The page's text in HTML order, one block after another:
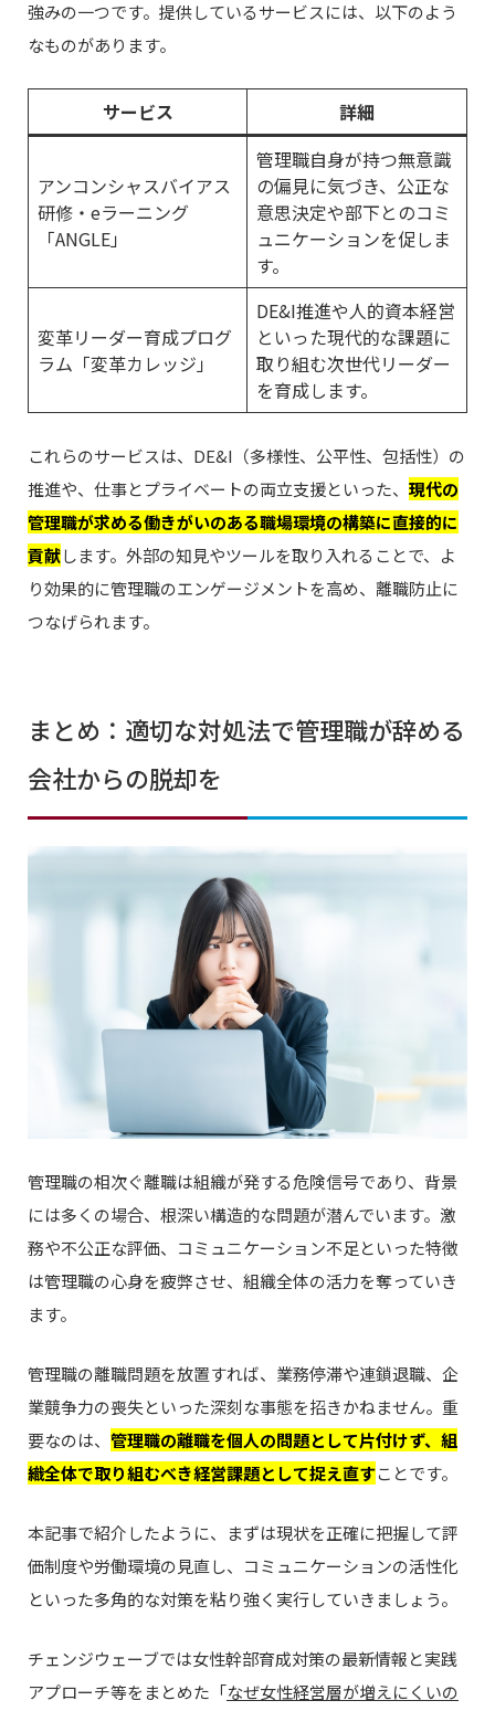
強みの一つです。提供しているサービスには、以下のよう
なものがあります。
サービス 詳細
アンコンシャスバイアス
研修・eラーニング
「ANGLE」
管理職自身が持つ無意識
の偏見に気づき、公正な
意思決定や部下とのコミ
ュニケーションを促しま
す。
変革リーダー育成プログ
ラム「変革カレッジ」
DE&I推進や人的資本経営
といった現代的な課題に
取り組む次世代リーダー
を育成します。
これらのサービスは、DE&I（多様性、公平性、包括性）の
推進や、仕事とプライベートの両立支援といった、 現代の
管理職が求める働きがいのある職場環境の構築に直接的に
貢献します。外部の知見やツールを取り入れることで、よ
り効果的に管理職のエンゲージメントを高め、離職防止に
つなげられます。
まとめ：適切な対処法で管理職が辞める
会社からの脱却を
管理職の相次ぐ離職は組織が発する危険信号であり、背景
には多くの場合、根深い構造的な問題が潜んでいます。激
務や不公正な評価、コミュニケーション不足といった特徴
は管理職の心身を疲弊させ、組織全体の活力を奪っていき
ます。
管理職の離職問題を放置すれば、業務停滞や連鎖退職、企
業競争力の喪失といった深刻な事態を招きかねません。重
要なのは、 管理職の離職を個人の問題として片付けず、組
織全体で取り組むべき経営課題として捉え直すことです。
本記事で紹介したように、まずは現状を正確に把握して評
価制度や労働環境の見直し、コミュニケーションの活性化
といった多角的な対策を粘り強く実行していきましょう。
チェンジウェーブでは女性幹部育成対策の最新情報と実践
アプローチ等をまとめた「なぜ女性経営層が増えにくいの